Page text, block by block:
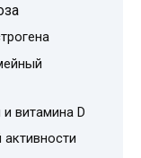
витамина D